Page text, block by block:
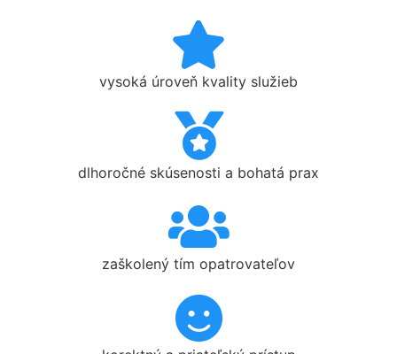
vysoká úroveň kvality služieb
dlhoročné skúsenosti a bohatá prax
zaškolený tím opatrovateľov